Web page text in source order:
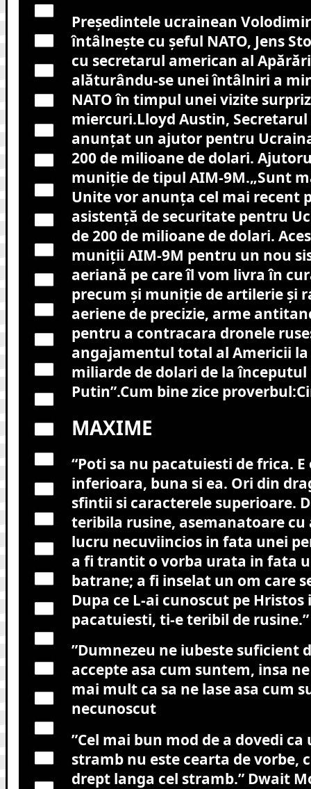
Președintele ucrainean
întâlnește cu șeful NATO, Jens
cu secretarul american al
alăturându-se unei întâlniri a
NATO în timpul unei vizite
miercuri.Lloyd Austin, Secretarul
anunțat un ajutor pentru
200 de milioane de dolari.
muniție de tipul AIM-9M.„Sunt
Unite vor anunța cel mai recent
asistență de securitate pentru
de 200 de milioane de dolari.
muniții AIM-9M pentru un nou
aeriană pe care îl vom livra în
precum și muniție de artilerie și
aeriene de precizie, arme
pentru a contracara dronele
angajamentul total al Americii
miliarde de dolari de la
Putin”.Cum bine zice
MAXIME
“Poti sa nu pacatuiesti de frica.
inferioara, buna si ea. Ori din
sfintii si caracterele superioare.
teribila rusine, asemanatoare
lucru necuviincios in fata unei
a fi trantit o vorba urata in fata
batrane; a fi inselat un om care
Dupa ce L-ai cunoscut pe
pacatuiesti, ti-e teribil de rusine.”
”Dumnezeu ne iubeste suficient
accepte asa cum suntem, insa
mai mult ca sa ne lase asa cum
necunoscut
”Cel mai bun mod de a dovedi ca
stramb nu este cearta de vorbe,
drept langa cel stramb.”Dwait